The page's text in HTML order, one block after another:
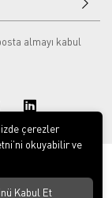
almayı kabul
çerezler
okuyabilir ve
Kabul Et